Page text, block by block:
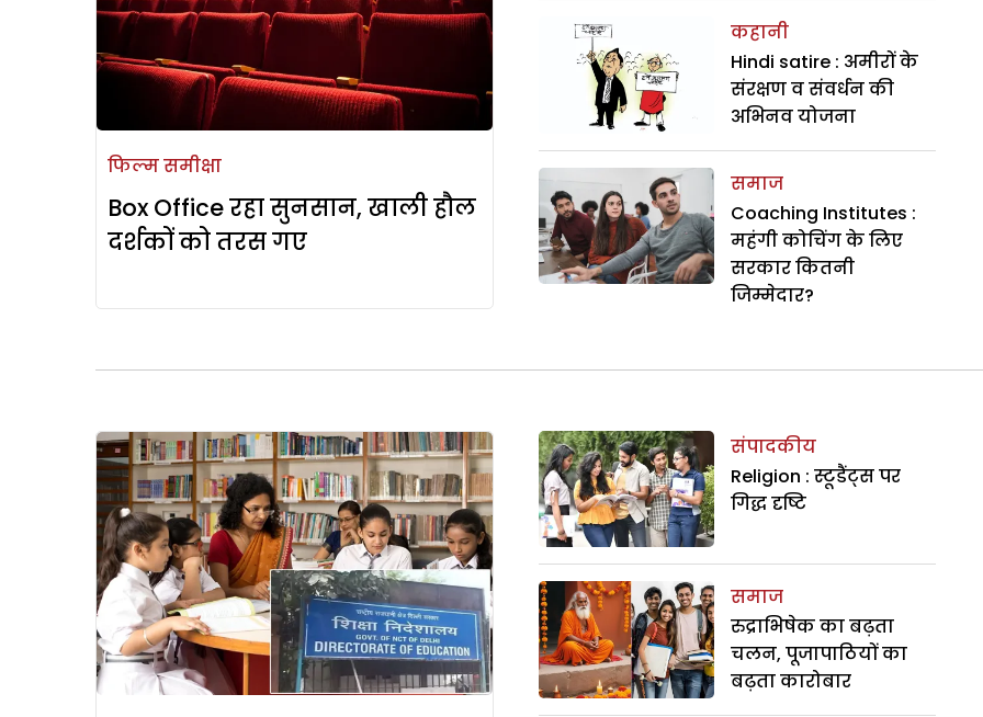
फिल्म समीक्षा
Box Office रहा सुनसान, खाली हौल
दर्शकों को तरस गए
कहानी
Hindi satire : अमीरों के
संरक्षण व संवर्धन की
अभिनव योजना
समाज
Coaching Institutes :
महंगी कोचिंग के लिए
सरकार कितनी
जिम्मेदार?
संपादकीय
Religion : स्टूडैंट्स पर
गिद्ध दृष्टि
समाज
रुद्राभिषेक का बढ़ता
चलन, पूजापाठियों का
बढ़ता कारोबार